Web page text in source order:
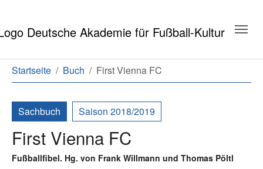
Sie sind hier:
Startseite Buch First Vienna FC
Sachbuch Saison 2018/2019
First Vienna FC
Fußballfibel. Hg. von Frank Willmann und Thomas Pöltl